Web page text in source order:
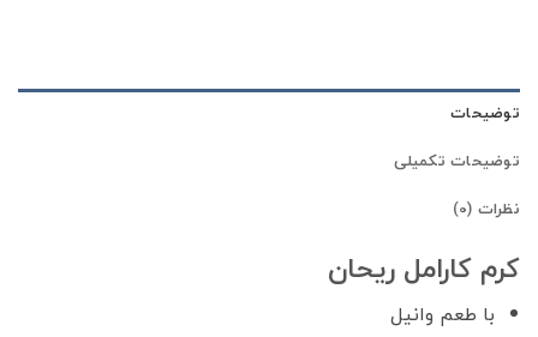
توضیحات
توضیحات تکمیلی
نظرات (0)
کرم کارامل ریحان
با طعم وانیل